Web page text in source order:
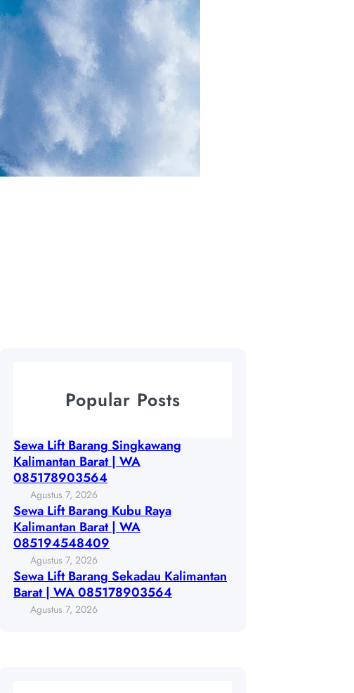
Popular Posts
Sewa Lift Barang Singkawang
Kalimantan Barat | WA
085178903564
Agustus 7, 2026
Sewa Lift Barang Kubu Raya
Kalimantan Barat | WA
085194548409
Agustus 7, 2026
Sewa Lift Barang Sekadau Kalimantan
Barat | WA 085178903564
Agustus 7, 2026